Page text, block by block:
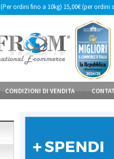
(Per ordini fino a 10kg) 15,00€ (per ordini
CONDIZIONI DI VENDITA